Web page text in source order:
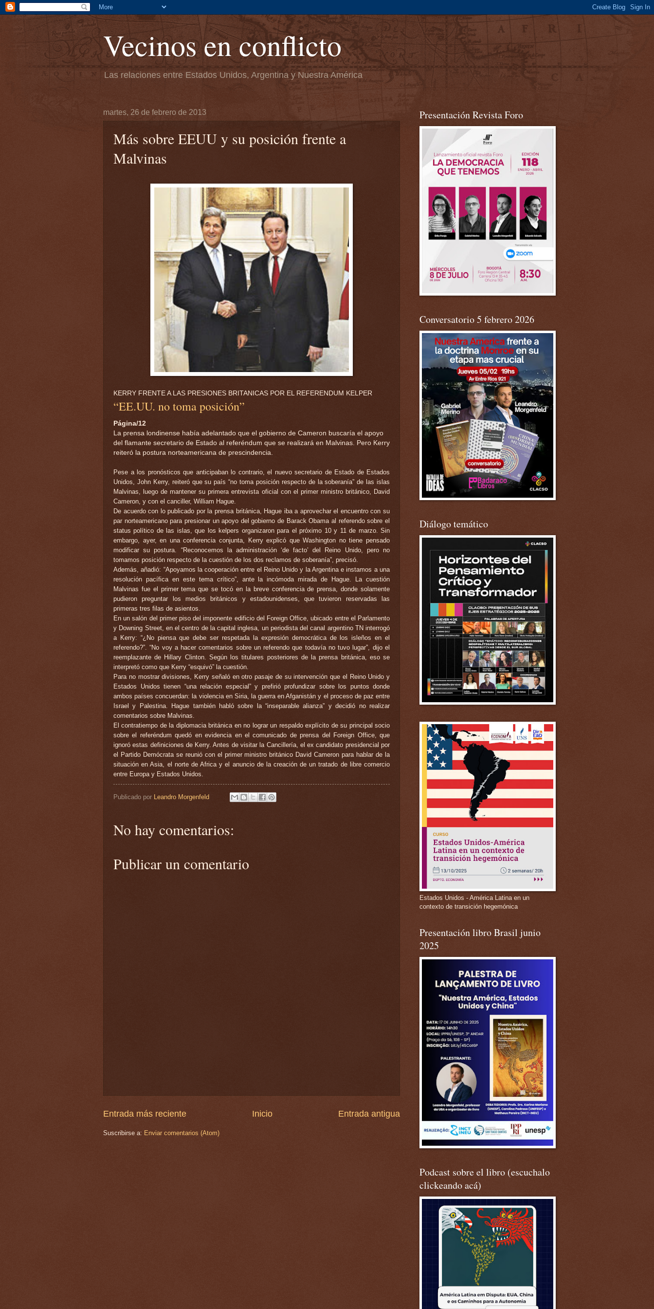
Vecinos en conflicto
Las relaciones entre Estados Unidos, Argentina y Nuestra América
martes, 26 de febrero de 2013
Más sobre EEUU y su posición frente a
Malvinas
KERRY FRENTE A LAS PRESIONES BRITANICAS POR EL REFERENDUM KELPER
“EE.UU. no toma posición”
Página/12
La prensa londinense había adelantado que el gobierno de Cameron buscaría el apoyo
del flamante secretario de Estado al referéndum que se realizará en Malvinas. Pero Kerry
reiteró la postura norteamericana de prescindencia.
Pese a los pronósticos que anticipaban lo contrario, el nuevo secretario de Estado de Estados
Unidos, John Kerry, reiteró que su país “no toma posición respecto de la soberanía” de las islas
Malvinas, luego de mantener su primera entrevista oficial con el primer ministro británico, David
Cameron, y con el canciller, William Hague.
De acuerdo con lo publicado por la prensa británica, Hague iba a aprovechar el encuentro con su
par norteamericano para presionar un apoyo del gobierno de Barack Obama al referendo sobre el
status político de las islas, que los kelpers organizaron para el próximo 10 y 11 de marzo. Sin
embargo, ayer, en una conferencia conjunta, Kerry explicó que Washington no tiene pensado
modificar su postura. “Reconocemos la administración ‘de facto’ del Reino Unido, pero no
tomamos posición respecto de la cuestión de los dos reclamos de soberanía”, precisó.
Además, añadió: “Apoyamos la cooperación entre el Reino Unido y la Argentina e instamos a una
resolución pacífica en este tema crítico”, ante la incómoda mirada de Hague. La cuestión
Malvinas fue el primer tema que se tocó en la breve conferencia de prensa, donde solamente
pudieron preguntar los medios británicos y estadounidenses, que tuvieron reservadas las
primeras tres filas de asientos.
En un salón del primer piso del imponente edificio del Foreign Office, ubicado entre el Parlamento
y Downing Street, en el centro de la capital inglesa, un periodista del canal argentino TN interrogó
a Kerry: “¿No piensa que debe ser respetada la expresión democrática de los isleños en el
referendo?”. “No voy a hacer comentarios sobre un referendo que todavía no tuvo lugar”, dijo el
reemplazante de Hillary Clinton. Según los titulares posteriores de la prensa británica, eso se
interpretó como que Kerry “esquivó” la cuestión.
Para no mostrar divisiones, Kerry señaló en otro pasaje de su intervención que el Reino Unido y
Estados Unidos tienen “una relación especial” y prefirió profundizar sobre los puntos donde
ambos países concuerdan: la violencia en Siria, la guerra en Afganistán y el proceso de paz entre
Israel y Palestina. Hague también habló sobre la “inseparable alianza” y decidió no realizar
comentarios sobre Malvinas.
El contratiempo de la diplomacia británica en no lograr un respaldo explícito de su principal socio
sobre el referéndum quedó en evidencia en el comunicado de prensa del Foreign Office, que
ignoró estas definiciones de Kerry. Antes de visitar la Cancillería, el ex candidato presidencial por
el Partido Demócrata se reunió con el primer ministro británico David Cameron para hablar de la
situación en Asia, el norte de Africa y el anuncio de la creación de un tratado de libre comercio
entre Europa y Estados Unidos.
Publicado por Leandro Morgenfeld
No hay comentarios:
Publicar un comentario
Entrada más reciente Entrada antigua
Inicio
Suscribirse a: Enviar comentarios (Atom)
Presentación Revista Foro
Conversatorio 5 febrero 2026
Diálogo temático
Estados Unidos - América Latina en un
contexto de transición hegemónica
Presentación libro Brasil junio
2025
Podcast sobre el libro (escuchalo
clickeando acá)